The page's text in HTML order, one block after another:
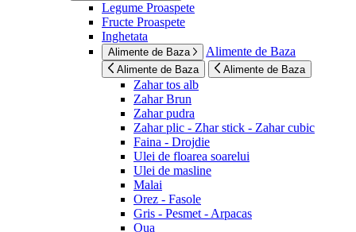
Legume Proaspete
Fructe Proaspete
Inghetata
Alimente de Baza Alimente de Baza
Alimente de Baza Alimente de Baza
Zahar tos alb
Zahar Brun
Zahar pudra
Zahar plic - Zhar stick - Zahar cubic
Faina - Drojdie
Ulei de floarea soarelui
Ulei de masline
Malai
Orez - Fasole
Gris - Pesmet - Arpacas
Oua